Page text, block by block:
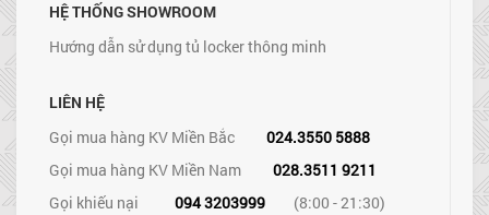
HỆ THỐNG SHOWROOM
Hướng dẫn sử dụng tủ locker thông minh
LIÊN HỆ
Gọi mua hàng KV Miền Bắc
024.3550 5888
Gọi mua hàng KV Miền Nam
028.3511 9211
Gọi khiếu nại
094 3203999
(8:00 - 21:30)